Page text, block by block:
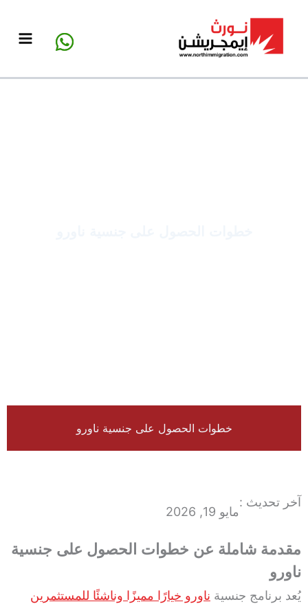
خطوات الحصول على جنسية ناورو
آخر تحديث :
مايو 19, 2026
مقدمة شاملة عن خطوات الحصول على جنسية
ناورو
يُعد برنامج جنسية ناورو خيارًا مميزًا وناشئًا للمستثمرين